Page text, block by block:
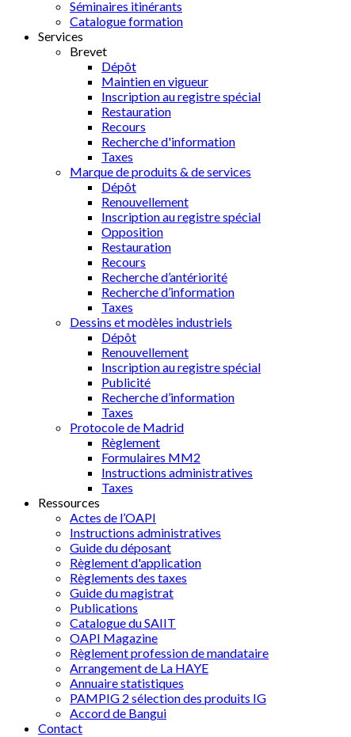
Séminaires itinérants
Catalogue formation
Services
Brevet
Dépôt
Maintien en vigueur
Inscription au registre spécial
Restauration
Recours
Recherche d'information
Taxes
Marque de produits & de services
Dépôt
Renouvellement
Inscription au registre spécial
Opposition
Restauration
Recours
Recherche d’antériorité
Recherche d’information
Taxes
Dessins et modèles industriels
Dépôt
Renouvellement
Inscription au registre spécial
Publicité
Recherche d’information
Taxes
Protocole de Madrid
Règlement
Formulaires MM2
Instructions administratives
Taxes
Ressources
Actes de l’OAPI
Instructions administratives
Guide du déposant
Règlement d'application
Règlements des taxes
Guide du magistrat
Publications
Catalogue du SAIIT
OAPI Magazine
Règlement profession de mandataire
Arrangement de La HAYE
Annuaire statistiques
PAMPIG 2 sélection des produits IG
Accord de Bangui
Contact